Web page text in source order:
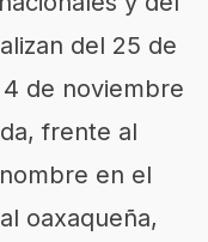
del 25 de
de noviembre
frente al
en el
oaxaqueña,